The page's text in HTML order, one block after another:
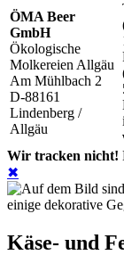
ÖMA Beer
GmbH
Ökologische
Molkereien Allgäu
Am Mühlbach 2
D-88161
Lindenberg /
Allgäu
Wir tracken nicht!
✖
Käse- und